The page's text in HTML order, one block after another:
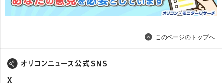
このページのトップへ
X